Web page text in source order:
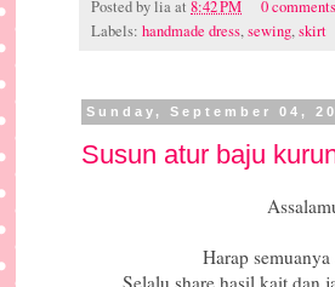
Posted byliaat 8:42 PM
0 comments
Labels: handmade dress,sewing,skirt
Sunday, September 04,
Susun atur baju
Harap
Selalu share hasil kait dan